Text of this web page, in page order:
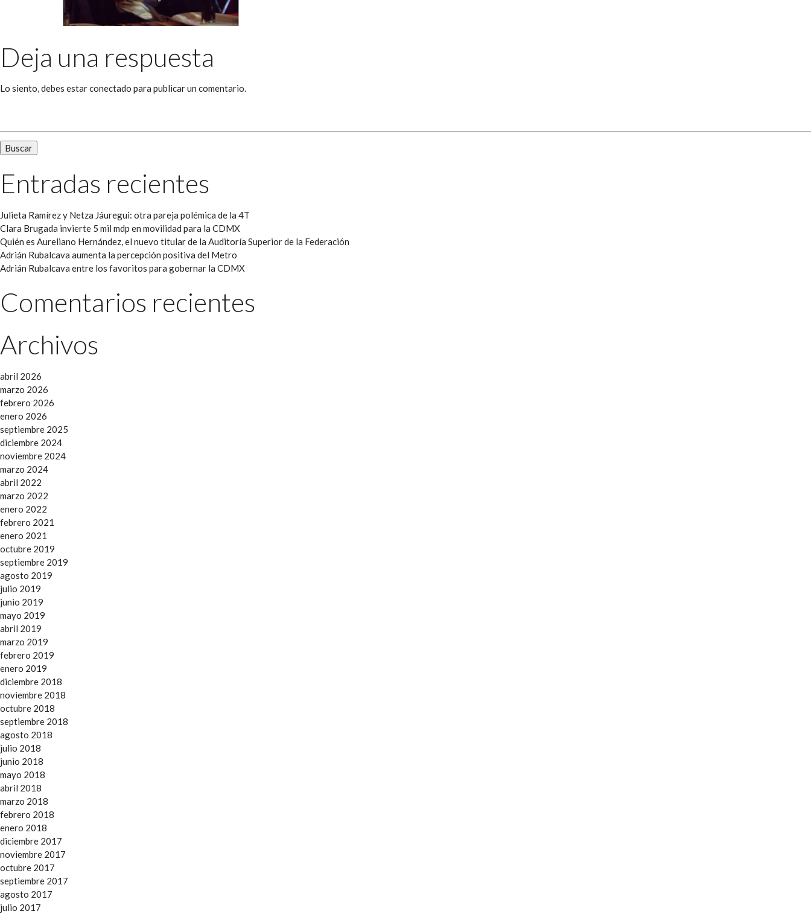
Deja una respuesta
Lo siento, debes estarconectado para publicar un comentario.
Entradas recientes
Julieta Ramírez y Netza Jáuregui: otra pareja polémica de la 4T
Clara Brugada invierte 5 mil mdp en movilidad para la CDMX
Quién es Aureliano Hernández, el nuevo titular de la Auditoría Superior de la Federación
Adrián Rubalcava aumenta la percepción positiva del Metro
Adrián Rubalcava entre los favoritos para gobernar la CDMX
Comentarios recientes
Archivos
abril 2026
marzo 2026
febrero 2026
enero 2026
septiembre 2025
diciembre 2024
noviembre 2024
marzo 2024
abril 2022
marzo 2022
enero 2022
febrero 2021
enero 2021
octubre 2019
septiembre 2019
agosto 2019
julio 2019
junio 2019
mayo 2019
abril 2019
marzo 2019
febrero 2019
enero 2019
diciembre 2018
noviembre 2018
octubre 2018
septiembre 2018
agosto 2018
julio 2018
junio 2018
mayo 2018
abril 2018
marzo 2018
febrero 2018
enero 2018
diciembre 2017
noviembre 2017
octubre 2017
septiembre 2017
agosto 2017
julio 2017